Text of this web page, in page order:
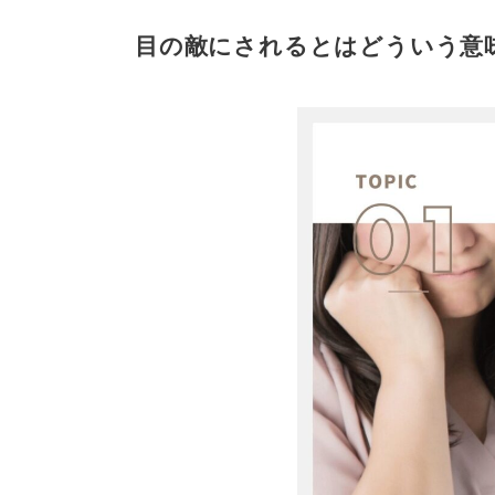
目の敵にされるとはどういう意